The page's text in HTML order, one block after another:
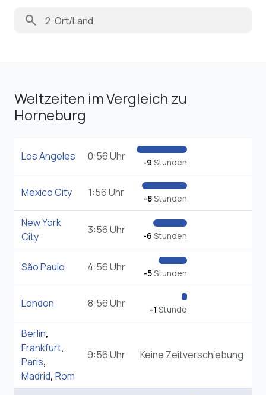
search
Weltzeiten im Vergleich zu
Horneburg
Los Angeles 0:56 Uhr -9 Stunden
Mexico City 1:56 Uhr -8Stunden
New York
City
3:56 Uhr -6 Stunden
São Paulo 4:56 Uhr -5Stunden
London 8:56 Uhr -1 Stunde
Berlin,
Frankfurt,
Paris,
Madrid, Rom
9:56 Uhr Keine Zeitverschiebung